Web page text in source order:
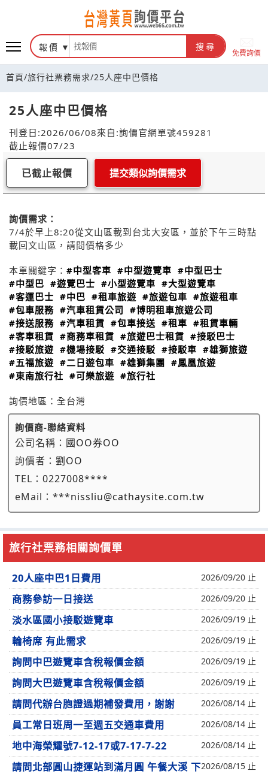
報價 搜尋
免費詢價
首頁/旅行社票務需求/25人座中巴價格
25人座中巴價格
刊登日:2026/06/08來自:詢價官網單號459281
截止報價07/23
已截止報價 提交類似詢價需求
詢價需求：
7/4於早上8:20從文山區載到台北大安區，並於下午三時點
載回文山區，請問價格多少
本單關鍵字： #中型客車 #中型遊覽車 #中型巴士
#中型巴 #遊覽巴士 #小型遊覽車 #大型遊覽車
#客運巴士 #中巴 #租車旅遊 #旅遊包車 #旅遊租車
#包車服務 #汽車租賃公司 #博明租車旅遊公司
#接送服務 #汽車租賃 #包車接送 #租車 #租賃車輛
#客車租賃 #商務車租賃 #旅遊巴士租賃 #接駁巴士
#接駁旅遊 #機場接駁 #交通接駁 #接駁車 #雄獅旅遊
#五福旅遊 #二日遊包車 #雄獅集團 #鳳凰旅遊
#東南旅行社 #可樂旅遊 #旅行社
詢價地區： 全台灣
詢價商-聯絡資料
公司名稱： 國OO券OO
詢價者： 劉OO
TEL： 0227008****
eMail： ***nissliu@cathaysite.com.tw
旅行社票務相關詢價單
20人座中巴1日費用 2026/09/20 止
商務參訪一日接送 2026/09/20 止
淡水區國小接駁遊覽車 2026/09/19 止
輪椅席 有此需求 2026/09/19 止
詢問中巴遊覽車含稅報價金額 2026/09/19 止
詢問大巴遊覽車含稅報價金額 2026/09/19 止
請問代辦台胞證過期補發費用，謝謝 2026/08/14 止
員工常日班周一至週五交通車費用 2026/08/14 止
地中海榮耀號7-12-17或7-17-7-22 2026/08/14 止
請問北部圓山捷運站到滿月圓 午餐大溪 下2026/08/15 止